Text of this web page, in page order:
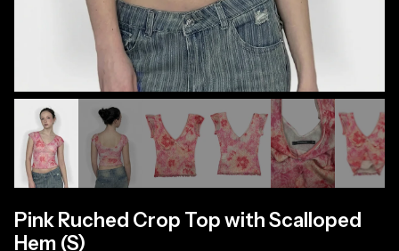
Pink Ruched Crop Top with Scalloped
Hem (S)